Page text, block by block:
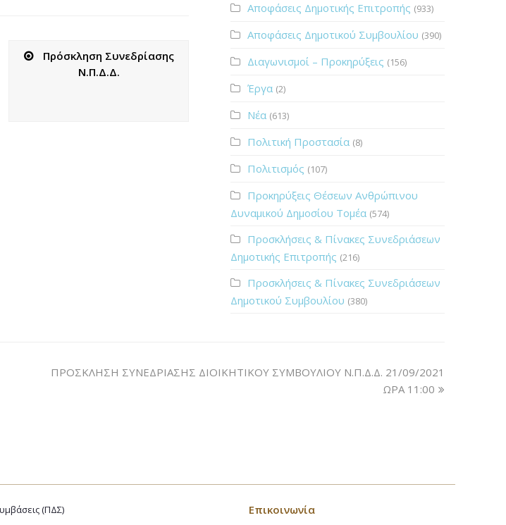
Πρόσκληση Συνεδρίασης
Ν.Π.Δ.Δ.
Αποφάσεις Δημοτικής Επιτροπής (933)
Αποφάσεις Δημοτικού Συμβουλίου (390)
Διαγωνισμοί – Προκηρύξεις (156)
Έργα (2)
Νέα (613)
Πολιτική Προστασία (8)
Πολιτισμός (107)
Προκηρύξεις Θέσεων Ανθρώπινου
Δυναμικού Δημοσίου Τομέα (574)
Προσκλήσεις & Πίνακες Συνεδριάσεων
Δημοτικής Επιτροπής (216)
Προσκλήσεις & Πίνακες Συνεδριάσεων
Δημοτικού Συμβουλίου (380)
ΠΡΟΣΚΛΗΣΗ ΣΥΝΕΔΡΙΑΣΗΣ ΔΙΟΙΚΗΤΙΚΟΥ ΣΥΜΒΟΥΛΙΟΥ Ν.Π.Δ.Δ. 21/09/2021
ΩΡΑ 11:00
(ΠΔΣ)
Επικοινωνία